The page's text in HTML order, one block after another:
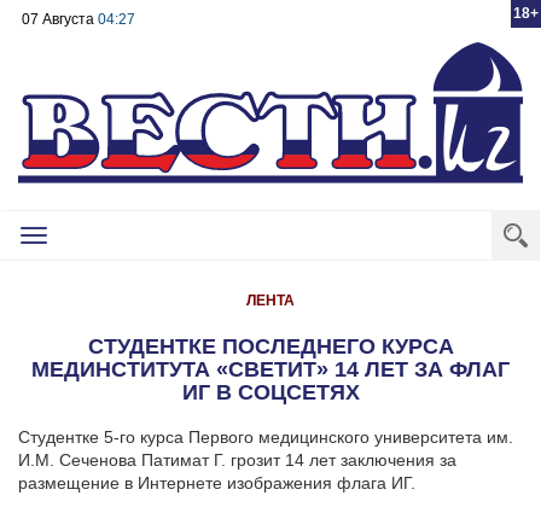
18+
07 Августа 04:27
Toggle
ЛЕНТА
СТУДЕНТКЕ ПОСЛЕДНЕГО КУРСА
МЕДИНСТИТУТА «СВЕТИТ» 14 ЛЕТ ЗА ФЛАГ
ИГ В СОЦСЕТЯХ
Студентке 5-го курса Первого медицинского университета им.
И.М. Сеченова Патимат Г. грозит 14 лет заключения за
размещение в Интернете изображения флага ИГ.